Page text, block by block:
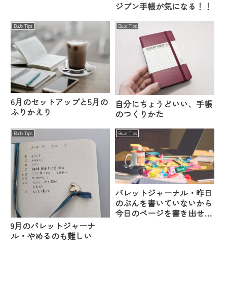
ジブン手帳が気になる！！
BuJo Tips
6月のセットアップと5月の
ふりかえり
BuJo Tips
自分にちょうどいい、手帳
のつくりかた
BuJo Tips
9月のバレットジャーナ
ル・やめるのも難しい
BuJo Tips
バレットジャーナル・昨日
のぶんを書いていないから
今日のページを書き出せな